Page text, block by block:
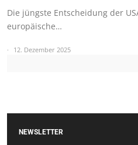
Die jüngste Entscheidung der
europäische…
12. Dezember 2025
NEWSLETTER